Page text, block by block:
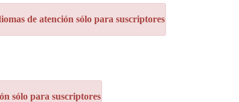
de atención sólo para suscriptores
sólo para suscriptores